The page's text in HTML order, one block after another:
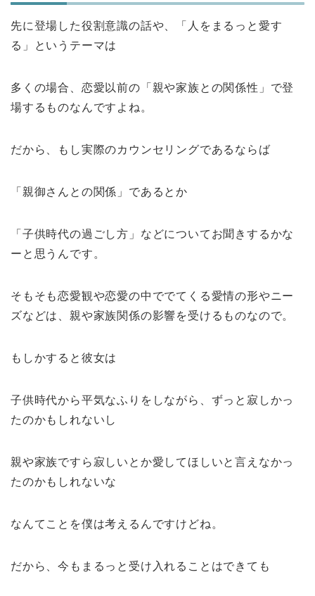
先に登場した役割意識の話や、「人をまるっと愛す
る」というテーマは
多くの場合、恋愛以前の「親や家族との関係性」で登
場するものなんですよね。
だから、もし実際のカウンセリングであるならば
「親御さんとの関係」であるとか
「子供時代の過ごし方」などについてお聞きするかな
ーと思うんです。
そもそも恋愛観や恋愛の中ででてくる愛情の形やニー
ズなどは、親や家族関係の影響を受けるものなので。
もしかすると彼女は
子供時代から平気なふりをしながら、ずっと寂しかっ
たのかもしれないし
親や家族ですら寂しいとか愛してほしいと言えなかっ
たのかもしれないな
なんてことを僕は考えるんですけどね。
だから、今もまるっと受け入れることはできても